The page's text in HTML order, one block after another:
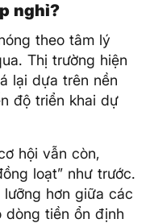
nghỉ?
theo tâm lý
Thị trường hiện
lại dựa trên nền
độ triển khai dự
hội vẫn còn,
loạt” như trước.
hơn giữa các
dòng tiền ổn định